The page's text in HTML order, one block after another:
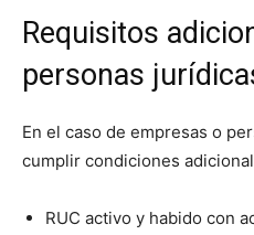
Requisitos
personas
En el caso de empresas o
cumplir condiciones
RUC activo y habido con